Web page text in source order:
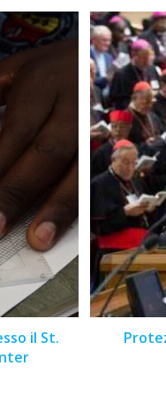
il St.